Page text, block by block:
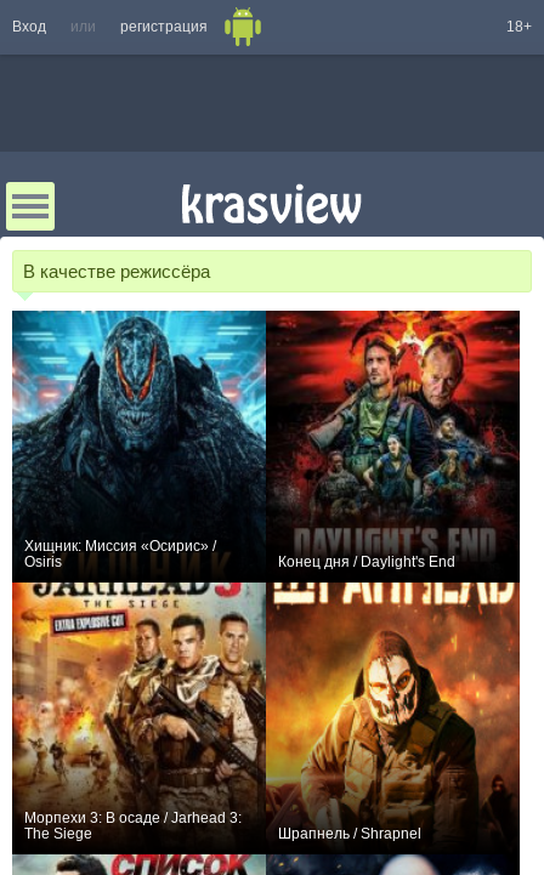
Вход или регистрация 18+
В качестве режиссёра
Хищник: Миссия «Осирис» /
Osiris
Конец дня / Daylight's End
Морпехи 3: В осаде / Jarhead 3:
The Siege
Шрапнель / Shrapnel